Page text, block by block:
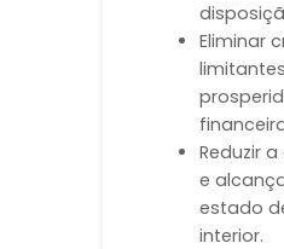
Eliminar
Reduzir
e
estado
interior.